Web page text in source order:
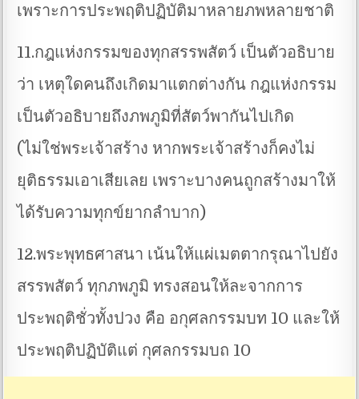
เพราะการประพฤติปฏิบัติมาหลายภพหลายชาติ
11.กฎแห่งกรรมของทุกสรรพสัตว์ เป็นตัวอธิบาย
ว่า เหตุใดคนถึงเกิดมาแตกต่างกัน กฎแห่งกรรม
เป็นตัวอธิบายถึงภพภูมิที่สัตว์พากันไปเกิด
(ไม่ใช่พระเจ้าสร้าง หากพระเจ้าสร้างก็คงไม่
ยุติธรรมเอาเสียเลย เพราะบางคนถูกสร้างมาให้
ได้รับความทุกข์ยากลำบาก)
12.พระพุทธศาสนา เน้นให้แผ่เมตตากรุณาไปยัง
สรรพสัตว์ ทุกภพภูมิ ทรงสอนให้ละจากการ
ประพฤติชั่วทั้งปวง คือ อกุศลกรรมบท 10 และให้
ประพฤติปฏิบัติแต่ กุศลกรรมบถ 10